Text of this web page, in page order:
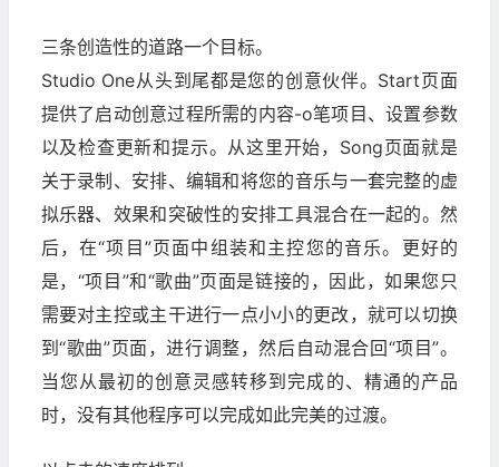
三条创造性的道路一个目标。
Studio One从头到尾都是您的创意伙伴。Start页面
提供了启动创意过程所需的内容-o笔项目、设置参数
以及检查更新和提示。从这里开始，Song页面就是
关于录制、安排、编辑和将您的音乐与一套完整的虚
拟乐器、效果和突破性的安排工具混合在一起的。然
后，在“项目”页面中组装和主控您的音乐。更好的
是，“项目”和“歌曲”页面是链接的，因此，如果您只
需要对主控或主干进行一点小小的更改，就可以切换
到“歌曲”页面，进行调整，然后自动混合回“项目”。
当您从最初的创意灵感转移到完成的、精通的产品
时，没有其他程序可以完成如此完美的过渡。